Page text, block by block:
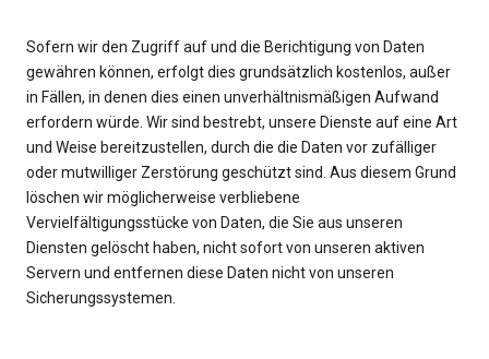
Sofern wir den Zugriff auf und die Berichtigung von Daten
gewähren können, erfolgt dies grundsätzlich kostenlos, außer
in Fällen, in denen dies einen unverhältnismäßigen Aufwand
erfordern würde. Wir sind bestrebt, unsere Dienste auf eine Art
und Weise bereitzustellen, durch die die Daten vor zufälliger
oder mutwilliger Zerstörung geschützt sind. Aus diesem Grund
löschen wir möglicherweise verbliebene
Vervielfältigungsstücke von Daten, die Sie aus unseren
Diensten gelöscht haben, nicht sofort von unseren aktiven
Servern und entfernen diese Daten nicht von unseren
Sicherungssystemen.